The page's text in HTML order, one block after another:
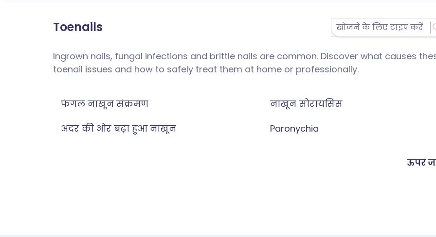
Toenails
Ingrown nails, fungal infections and brittle nails are common. Discover what causes
toenail issues and how to safely treat them at home or professionally.
फंगल नाखून संक्रमण
अंदर की ओर बढ़ा हुआ नाखून
नाखून सोरायसिस
Paronychia
ऊपर